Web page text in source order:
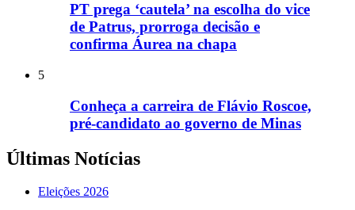
PT prega ‘cautela’ na escolha do vice
de Patrus, prorroga decisão e
confirma Áurea na chapa
5
Conheça a carreira de Flávio Roscoe,
pré-candidato ao governo de Minas
Últimas Notícias
Eleições 2026